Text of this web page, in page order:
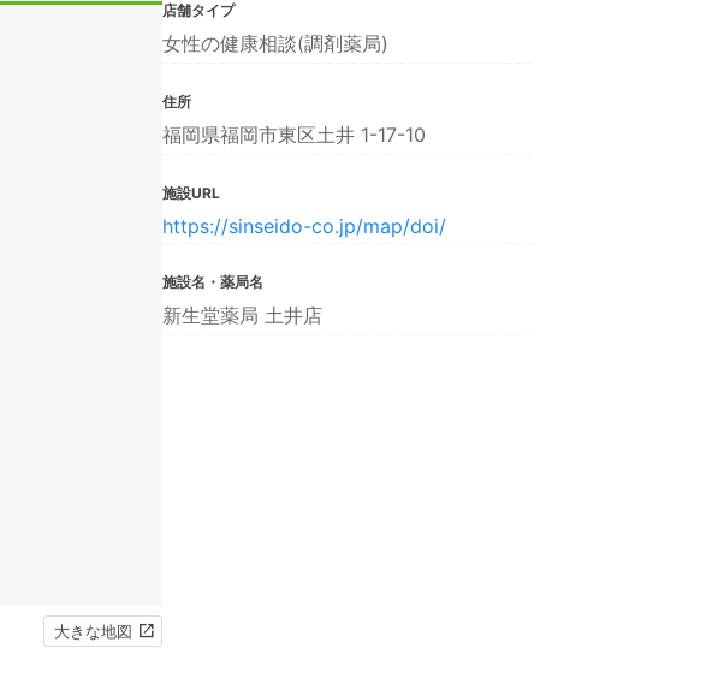
大きな地図
店舗タイプ
女性の健康相談(調剤薬局)
住所
福岡県福岡市東区土井 1-17-10
施設URL
https://sinseido-co.jp/map/doi/
施設名・薬局名
新生堂薬局 土井店